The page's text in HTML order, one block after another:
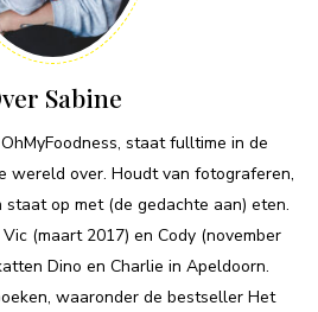
Sabine
staat fulltime in de
wereld over. Houdt van fotograferen,
op met (de gedachte aan) eten.
(maart 2017) en Cody (november
Dino en Charlie in Apeldoorn.
waaronder de bestseller Het